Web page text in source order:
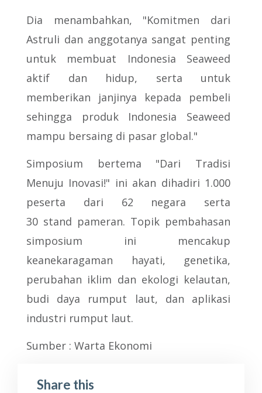
Dia menambahkan, "Komitmen dari
Astruli dan anggotanya sangat penting
untuk membuat Indonesia Seaweed
aktif dan hidup, serta untuk
memberikan janjinya kepada pembeli
sehingga produk Indonesia Seaweed
mampu bersaing di pasar global."
Simposium bertema "Dari Tradisi
Menuju Inovasi!" ini akan dihadiri 1.000
peserta dari 62 negara serta
30 stand pameran. Topik pembahasan
simposium ini mencakup
keanekaragaman hayati, genetika,
perubahan iklim dan ekologi kelautan,
budi daya rumput laut, dan aplikasi
industri rumput laut.
Sumber : Warta Ekonomi
Share this